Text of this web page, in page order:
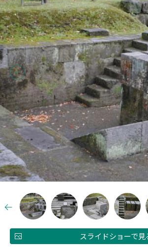
スライドショーで見